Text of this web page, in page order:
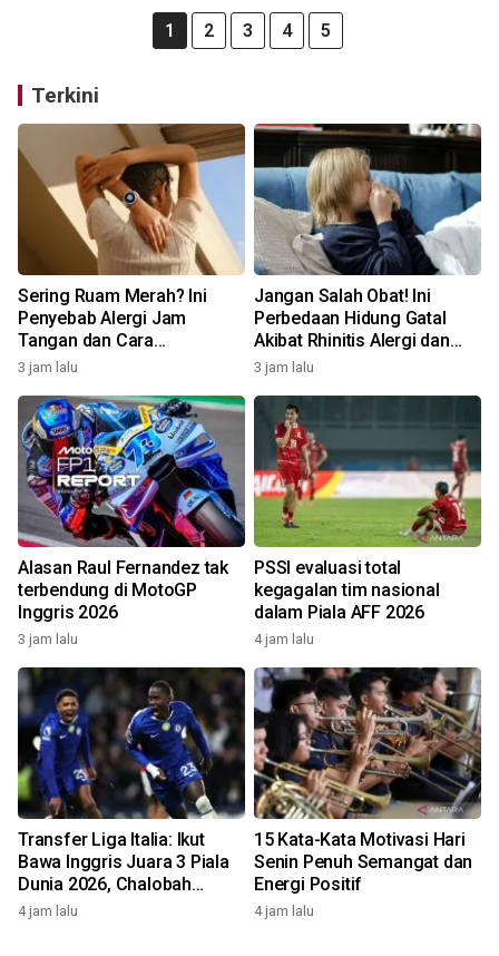
1 2 3 4 5
Terkini
Sering Ruam Merah? Ini
Penyebab Alergi Jam
Tangan dan Cara
Mengatasinya
3 jam lalu
Jangan Salah Obat! Ini
Perbedaan Hidung Gatal
Akibat Rhinitis Alergi dan
Pilek Infeksi
3 jam lalu
Alasan Raul Fernandez tak
terbendung di MotoGP
Inggris 2026
3 jam lalu
PSSI evaluasi total
kegagalan tim nasional
dalam Piala AFF 2026
4 jam lalu
Transfer Liga Italia: Ikut
Bawa Inggris Juara 3 Piala
Dunia 2026, Chalobah
Resmi Gabung Como 1907
4 jam lalu
15 Kata-Kata Motivasi Hari
Senin Penuh Semangat dan
Energi Positif
4 jam lalu